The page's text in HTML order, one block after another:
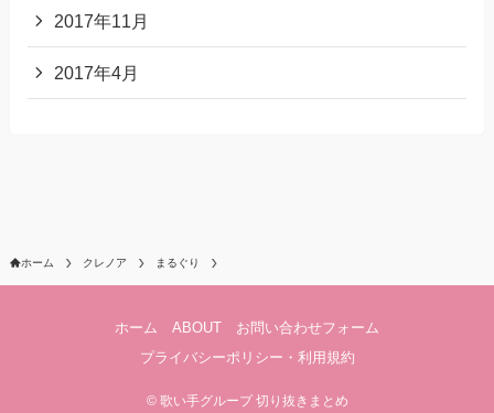
2017年11月
2017年4月
ホーム クレノア まるぐり
ホーム ABOUT
お問い合わせフォーム
プライバシーポリシー・利用規約
©歌い手グループ 切り抜きまとめ